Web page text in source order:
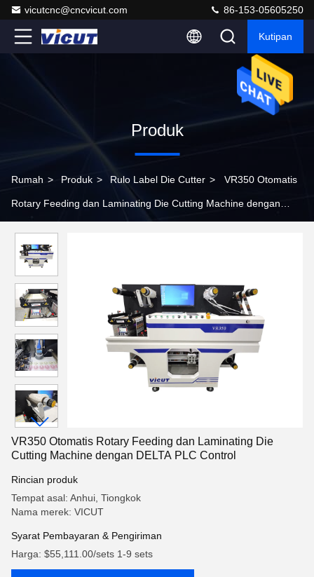
vicutcnc@cncvicut.com 86-153-05605250
Kutipan
Produk
Rumah > Produk > Rulo Label Die Cutter > VR350 Otomatis
Rotary Feeding dan Laminating Die Cutting Machine dengan
VR350 Otomatis Rotary Feeding dan Laminating Die
Cutting Machine dengan DELTA PLC Control
Rincian produk
Tempat asal: Anhui, Tiongkok
Nama merek: VICUT
Syarat Pembayaran & Pengiriman
Harga: $55,111.00/sets 1-9 sets